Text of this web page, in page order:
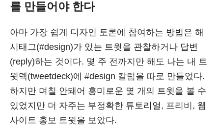
를 만들어야 한다
아마 가장 쉽게 디자인 토론에 참여하는 방법은 해
시태그(#design)가 있는 트윗을 관찰하거나 답변
(reply)하는 것이다. 몇 주 전까지만 해도 나는 내 트
윗덱(tweetdeck)에 #design 칼럼을 따로 만들었다.
하지만 며칠 안돼어 흥미로운 몇 개의 트윗을 볼 수
있었지만 더 자주는 부정확한 튜토리얼, 프리비, 웹
사이트 홍보 트윗을 보았다.